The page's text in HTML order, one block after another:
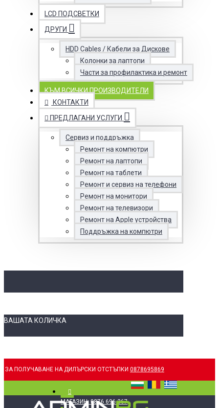
LCD ПОДСВЕТКИ
ДРУГИ
HDD Cables / Кабели за Дискове
Колонки за лаптопи
Части за профилактика и ремонт
КЪМ ВСИЧКИ ПРОИЗВОДИТЕЛИ
КОНТАКТИ
ПРЕДЛАГАНИ УСЛУГИ
Сервиз и поддръжка
Ремонт на компютри
Ремонт на лаптопи
Ремонт на таблети
Ремонт и сервиз на телефони
Ремонт на монитори
Ремонт на телевизори
Ремонт на Apple устройства
Поддръжка на компютри
ВАШАТА КОЛИЧКА
ЗА ПОЛУЧАВАНЕ НА ДИЛЪРСКИ ОТСТЪПКИ 0878695869
МАГАЗИН: 0876 696 367